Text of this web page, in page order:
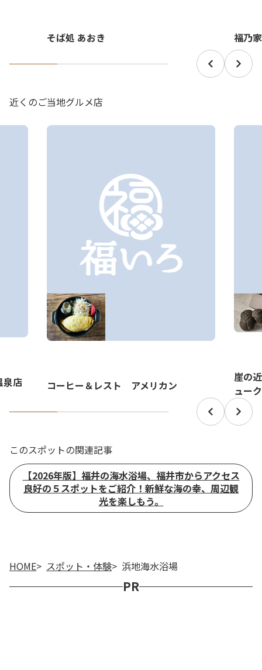
HOME スポット・体験 浜地海水浴場
そば処 あおき 福乃家
近くのご当地グルメ店
店 コーヒー＆レスト アメリカン
崖の
ュー
このスポットの関連記事
【2026年版】福井の海水浴場、福井市からアクセス
良好の５スポットをご紹介！新鮮な海の幸、周辺観
光を楽しもう。
PR